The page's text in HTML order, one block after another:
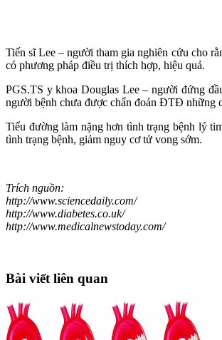
Tiến sĩ Lee – người tham gia nghiên cứu cho
có phương pháp điều trị thích hợp, hiệu quả.
PGS.TS y khoa Douglas Lee – người đứng
người bệnh chưa được chẩn đoán ĐTĐ những
Tiểu đường làm nặng hơn tình trạng bệnh lý
tình trạng bệnh, giảm nguy cơ tử vong sớm.
Trích nguồn:
http://www.sciencedaily.com/
http://www.diabetes.co.uk/
http://www.medicalnewstoday.com/
Bài viết liên quan